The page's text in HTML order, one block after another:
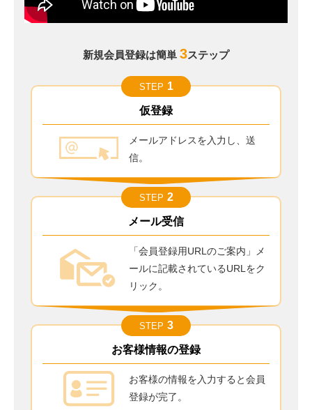
新規会員登録は簡単 3ステップ
STEP 1
仮登録
メールアドレスを入力し、送
信。
STEP 2
メール受信
「会員登録用URLのご案内」メ
ールに記載されているURLをク
リック。
STEP 3
お客様情報の登録
お客様の情報を入力すると会員
登録が完了。